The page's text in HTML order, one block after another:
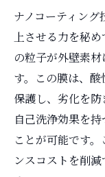
ナノコーティン
上させる力を秘
の粒子が外壁素
す。この膜は、
保護し、劣化を
自己洗浄効果を
ことが可能です
ンスコストを削